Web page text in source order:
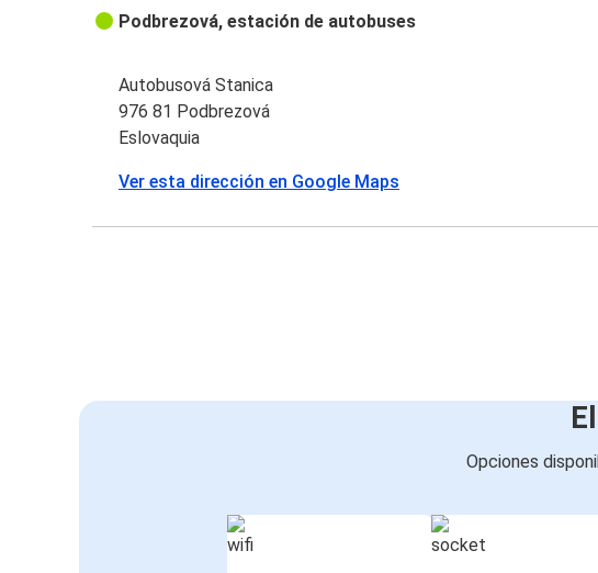
Podbrezová, estación de autobuses
Autobusová Stanica
976 81 Podbrezová
Eslovaquia
Ver esta dirección en Google Maps
Opciones